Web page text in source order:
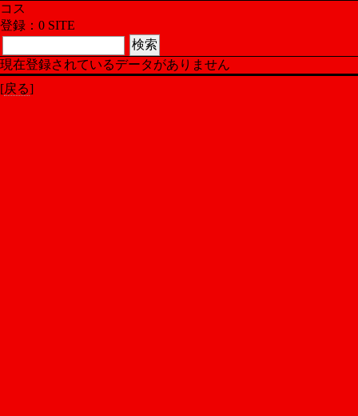
コス
登録：0 SITE
現在登録されているデータがありません
[戻る]